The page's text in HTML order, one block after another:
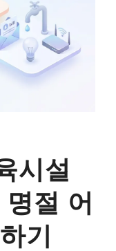
시설
절 어
기